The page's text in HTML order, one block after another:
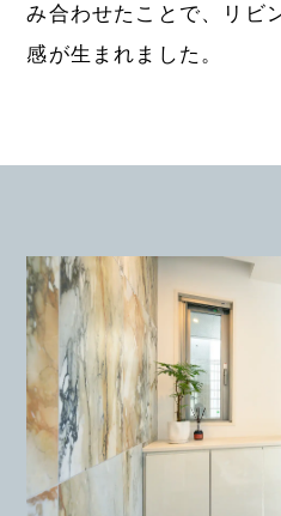
み合わせたことで、リビ
感が生まれました。